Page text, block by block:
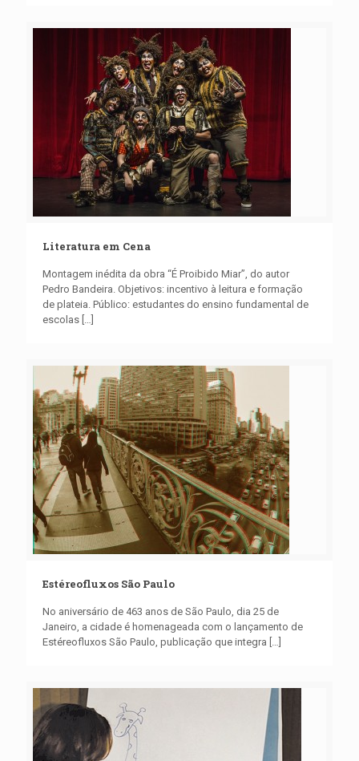
Literatura em Cena
Montagem inédita da obra “É Proibido Miar”, do autor
Pedro Bandeira. Objetivos: incentivo à leitura e formação
de plateia. Público: estudantes do ensino fundamental de
escolas […]
Estéreofluxos São Paulo
No aniversário de 463 anos de São Paulo, dia 25 de
Janeiro, a cidade é homenageada com o lançamento de
Estéreofluxos São Paulo, publicação que integra […]